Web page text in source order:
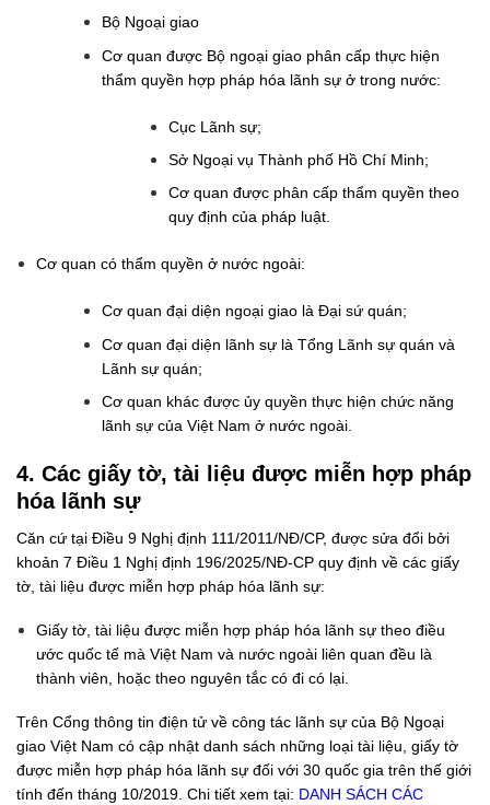
Bộ Ngoại giao
Cơ quan được Bộ ngoại giao phân cấp thực hiện
thẩm quyền hợp pháp hóa lãnh sự ở trong nước:
Cục Lãnh sự;
Sở Ngoại vụ Thành phố Hồ Chí Minh;
Cơ quan được phân cấp thẩm quyền theo
quy định của pháp luật.
Cơ quan có thẩm quyền ở nước ngoài:
Cơ quan đại diện ngoại giao là Đại sứ quán;
Cơ quan đại diện lãnh sự là Tổng Lãnh sự quán và
Lãnh sự quán;
Cơ quan khác được ủy quyền thực hiện chức năng
lãnh sự của Việt Nam ở nước ngoài.
4. Các giấy tờ, tài liệu được miễn hợp pháp
hóa lãnh sự
Căn cứ tại Điều 9 Nghị định 111/2011/NĐ/CP, được sửa đổi bởi
khoản 7 Điều 1 Nghị định 196/2025/NĐ-CP quy định về các giấy
tờ, tài liệu được miễn hợp pháp hóa lãnh sự:
Giấy tờ, tài liệu được miễn hợp pháp hóa lãnh sự theo điều
ước quốc tế mà Việt Nam và nước ngoài liên quan đều là
thành viên, hoặc theo nguyên tắc có đi có lại.
Trên Cổng thông tin điện tử về công tác lãnh sự của Bộ Ngoại
giao Việt Nam có cập nhật danh sách những loại tài liệu, giấy tờ
được miễn hợp pháp hóa lãnh sự đối với 30 quốc gia trên thế giới
tính đến tháng 10/2019. Chi tiết xem tại: DANH SÁCH CÁC